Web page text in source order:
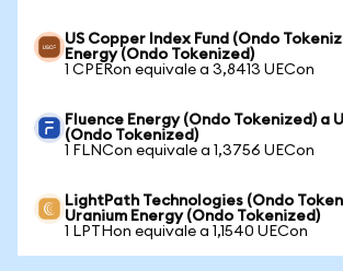
US Copper Index Fund (Ondo
Energy (Ondo Tokenized)
1 CPERon equivale a 3,8413 UECon
Fluence Energy (Ondo Tokenized) a
(Ondo Tokenized)
1 FLNCon equivale a 1,3756 UECon
LightPath Technologies (Ondo
Uranium Energy (Ondo Tokenized)
1 LPTHon equivale a 1,1540 UECon